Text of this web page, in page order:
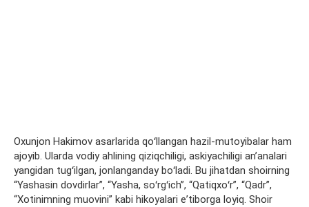
Oxunjon Hakimov asarlarida qoʻllangan hazil-mutoyibalar ham
ajoyib. Ularda vodiy ahlining qiziqchiligi, askiyachiligi anʼanalari
yangidan tugʻilgan, jonlanganday boʻladi. Bu jihatdan shoirning
“Yashasin dovdirlar”, “Yasha, soʻrgʻich”, “Qatiqxoʻr”, “Qadr”,
“Xotinimning muovini” kabi hikoyalari eʼtiborga loyiq. Shoir